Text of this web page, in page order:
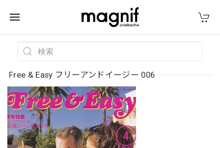
Free & Easy フリーアンドイージー 006